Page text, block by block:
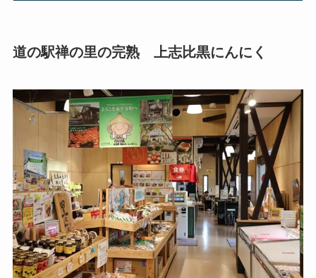
道の駅禅の里の完熟 上志比黒にんにく